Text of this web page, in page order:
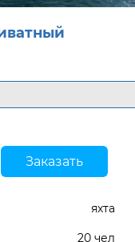
Заказать
яхта
20 чел